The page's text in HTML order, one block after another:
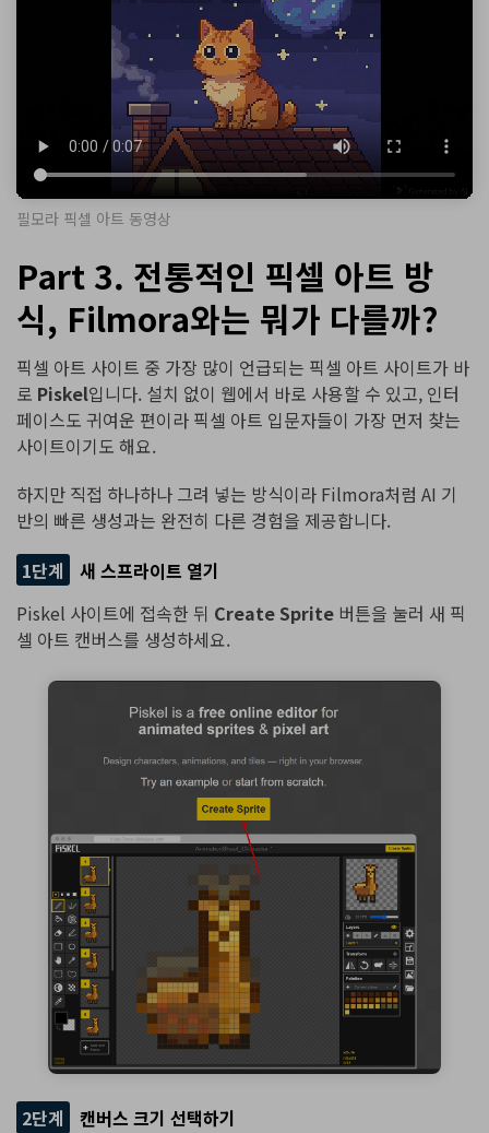
필모라 픽셀 아트 동영상
Part 3. 전통적인 픽셀 아트 방
식, Filmora와는 뭐가 다를까?
픽셀 아트 사이트 중 가장 많이 언급되는 픽셀 아트 사이트가 바
로 Piskel입니다. 설치 없이 웹에서 바로 사용할 수 있고, 인터
페이스도 귀여운 편이라 픽셀 아트 입문자들이 가장 먼저 찾는
사이트이기도 해요.
하지만 직접 하나하나 그려 넣는 방식이라 Filmora처럼 AI 기
반의 빠른 생성과는 완전히 다른 경험을 제공합니다.
1단계
새 스프라이트 열기
Piskel 사이트에 접속한 뒤 Create Sprite 버튼을 눌러 새 픽
셀 아트 캔버스를 생성하세요.
2단계
캔버스 크기 선택하기